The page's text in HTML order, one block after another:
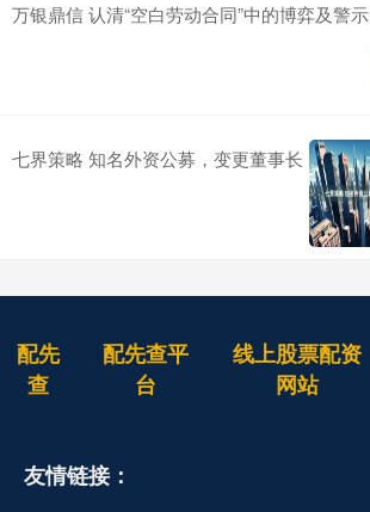
万银鼎信 认清“空白劳动合同”中的博弈及警示
七界策略 知名外资公募，变更董事长
配先
查
配先查平
台
线上股票配资
网站
友情链接：